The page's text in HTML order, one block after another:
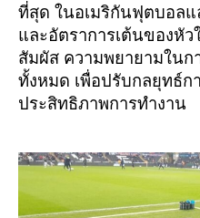
ที่สุด ในอเมริกันฟุตบอล
และอัตราการเต้นของหัว
สัมผัส ความพยายามในก
ทั้งหมด เพื่อปรับกลยุทธ์ก
ประสิทธิภาพการทำงาน